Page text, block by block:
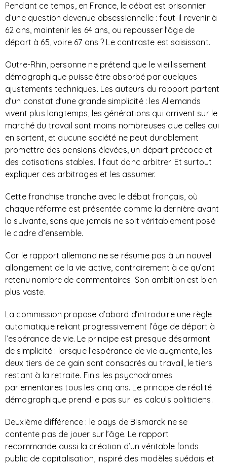
Pendant ce temps, en France, le débat est prisonnier
d’une question devenue obsessionnelle : faut-il revenir à
62 ans, maintenir les 64 ans, ou repousser l’âge de
départ à 65, voire 67 ans ? Le contraste est saisissant.
Outre-Rhin, personne ne prétend que le vieillissement
démographique puisse être absorbé par quelques
ajustements techniques. Les auteurs du rapport partent
d’un constat d’une grande simplicité : les Allemands
vivent plus longtemps, les générations qui arrivent sur le
marché du travail sont moins nombreuses que celles qui
en sortent, et aucune société ne peut durablement
promettre des pensions élevées, un départ précoce et
des cotisations stables. Il faut donc arbitrer. Et surtout
expliquer ces arbitrages et les assumer.
Cette franchise tranche avec le débat français, où
chaque réforme est présentée comme la dernière avant
la suivante, sans que jamais ne soit véritablement posé
le cadre d’ensemble.
Car le rapport allemand ne se résume pas à un nouvel
allongement de la vie active, contrairement à ce qu’ont
retenu nombre de commentaires. Son ambition est bien
plus vaste.
La commission propose d’abord d’introduire une règle
automatique reliant progressivement l’âge de départ à
l’espérance de vie. Le principe est presque désarmant
de simplicité : lorsque l’espérance de vie augmente, les
deux tiers de ce gain sont consacrés au travail, le tiers
restant à la retraite. Finis les psychodrames
parlementaires tous les cinq ans. Le principe de réalité
démographique prend le pas sur les calculs politiciens.
Deuxième différence : le pays de Bismarck ne se
contente pas de jouer sur l’âge. Le rapport
recommande aussi la création d’un véritable fonds
public de capitalisation, inspiré des modèles suédois et